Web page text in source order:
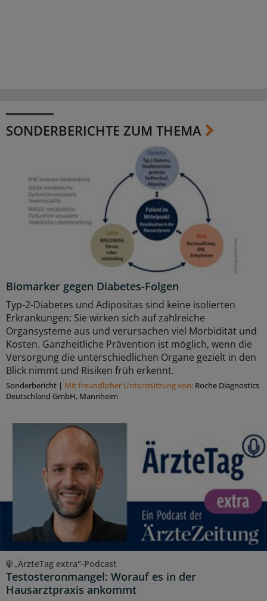
SONDERBERICHTE ZUM THEMA
Biomarker gegen Diabetes-Folgen
Typ-2-Diabetes und Adipositas sind keine isolierten
Erkrankungen: Sie wirken sich auf zahlreiche
Organsysteme aus und verursachen viel Morbidität und
Kosten. Ganzheitliche Prävention ist möglich, wenn die
Versorgung die unterschiedlichen Organe gezielt in den
Blick nimmt und Risiken früh erkennt.
Sonderbericht | Mit freundlicher Unterstützung von: Roche Diagnostics
Deutschland GmbH, Mannheim
„ÄrzteTag extra“-Podcast
Testosteronmangel: Worauf es in der
Hausarztpraxis ankommt